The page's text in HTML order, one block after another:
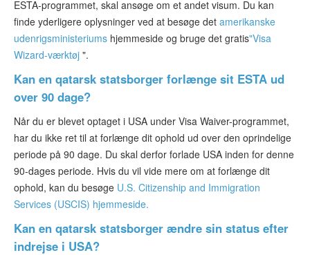
ESTA-programmet, skal ansøge om et andet visum. Du kan
finde yderligere oplysninger ved at besøge det amerikanske
udenrigsministeriums hjemmeside og bruge det gratis"Visa
Wizard-værktøj ".
Kan en qatarsk statsborger forlænge sit ESTA ud
over 90 dage?
Når du er blevet optaget i USA under Visa Waiver-programmet,
har du ikke ret til at forlænge dit ophold ud over den oprindelige
periode på 90 dage. Du skal derfor forlade USA inden for denne
90-dages periode. Hvis du vil vide mere om at forlænge dit
ophold, kan du besøge U.S. Citizenship and Immigration
Services (USCIS) hjemmeside.
Kan en qatarsk statsborger ændre sin status efter
indrejse i USA?